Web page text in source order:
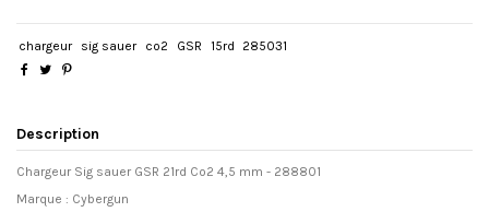
chargeur sig sauer co2 GSR 15rd 285031
Description
Chargeur Sig sauer GSR 21rd Co2 4,5 mm - 288801
Marque : Cybergun